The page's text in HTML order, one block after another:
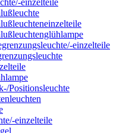
einzelteile
einzelteile
Positionsleuchte
einzelteile